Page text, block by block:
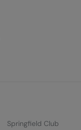
Springfield Club